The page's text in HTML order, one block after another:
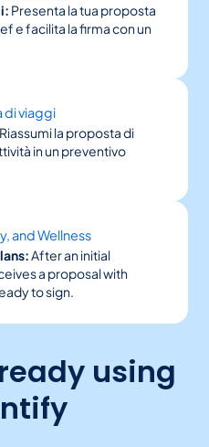
Presenta la tua proposta
e facilita la firma con un
di viaggi
Riassumi la proposta di
in un preventivo
and Wellness
After an initial
a proposal with
to sign.
using